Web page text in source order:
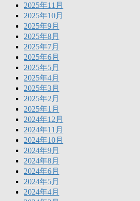
2025年11月
2025年10月
2025年9月
2025年8月
2025年7月
2025年6月
2025年5月
2025年4月
2025年3月
2025年2月
2025年1月
2024年12月
2024年11月
2024年10月
2024年9月
2024年8月
2024年6月
2024年5月
2024年4月